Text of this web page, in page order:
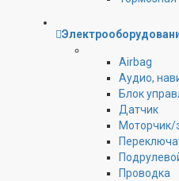
Airbag
Аудио,
Блок
Датчик
Моторчик/
Проводка